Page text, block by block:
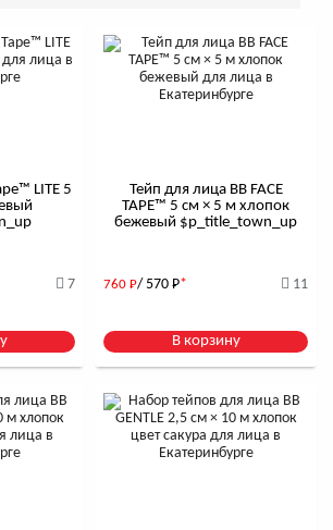
LITE 5
7
Тейп для лица BB FACE
TAPE™ 5 см × 5 м хлопок
бежевый $р_title_town_up
760 Р/ 570 Р* 11
В корзину